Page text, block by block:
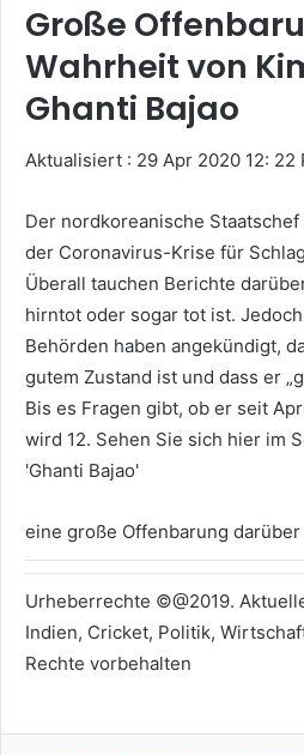
Große
Wahrheit von
Ghanti Bajao
Aktualisiert : 29 Apr 2020 12: 22
Der nordkoreanische
der Coronavirus-Krise für
Überall tauchen Berichte
hirntot oder sogar tot ist.
Behörden haben angekündigt,
gutem Zustand ist und dass er
Bis es Fragen gibt, ob er seit
wird 12. Sehen Sie sich hier im
'Ghanti Bajao'
eine große Offenbarung darüber
Urheberrechte ©@2019.
Indien, Cricket, Politik,
Rechte vorbehalten